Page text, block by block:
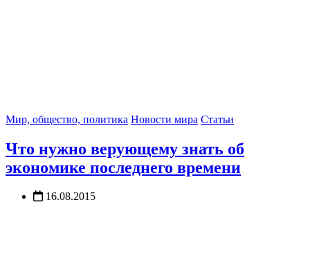
Мир, общество, политика Новости мира Статьи
Что нужно верующему знать об
экономике последнего времени
16.08.2015